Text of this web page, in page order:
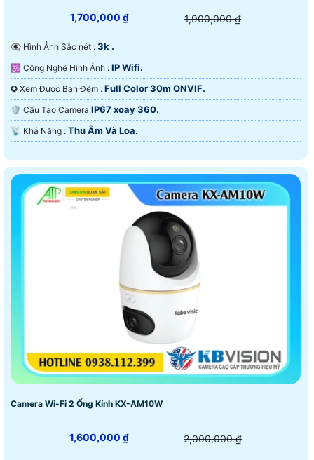
1,700,000 ₫ 1,900,000 ₫
👁️‍🗨 Hình Ảnh Sắc nét : 3k .
🕉️ Công Nghệ Hình Ảnh : IP Wifi.
✪ Xem Được Ban Đêm : Full Color 30m ONVIF.
🛡 Cấu Tạo Camera IP67 xoay 360.
️📡 Khả Năng : Thu Âm Và Loa.
Camera Wi-Fi 2 Ống Kính KX-AM10W
1,600,000 ₫ 2,000,000 ₫